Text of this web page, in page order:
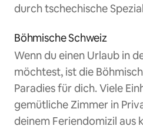
durch tschechische
Böhmische Schweiz
Wenn du einen Urlaub in
möchtest, ist die
Paradies für dich. Viele
gemütliche Zimmer in
deinem Feriendomizil aus